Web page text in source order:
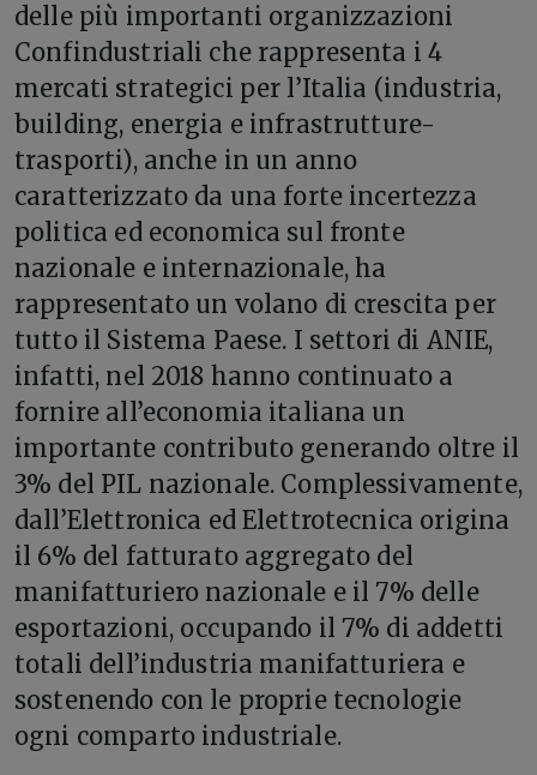
delle più importanti organizzazioni
Confindustriali che rappresenta i 4
mercati strategici per l’Italia (industria,
building, energia e infrastrutture-
trasporti), anche in un anno
caratterizzato da una forte incertezza
politica ed economica sul fronte
nazionale e internazionale, ha
rappresentato un volano di crescita per
tutto il Sistema Paese. I settori di ANIE,
infatti, nel 2018 hanno continuato a
fornire all’economia italiana un
importante contributo generando oltre il
3% del PIL nazionale. Complessivamente,
dall’Elettronica ed Elettrotecnica origina
il 6% del fatturato aggregato del
manifatturiero nazionale e il 7% delle
esportazioni, occupando il 7% di addetti
totali dell’industria manifatturiera e
sostenendo con le proprie tecnologie
ogni comparto industriale.